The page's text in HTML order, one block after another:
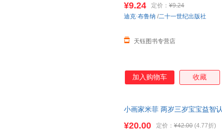
¥9.24 定价： ¥9.24
天钰图书专营店
迪克·布鲁纳 /二十一世纪出版社
加入购物车 收藏
小画家米菲 两岁三岁宝宝益智
¥20.00 定价： ¥42.00 (4.77折)